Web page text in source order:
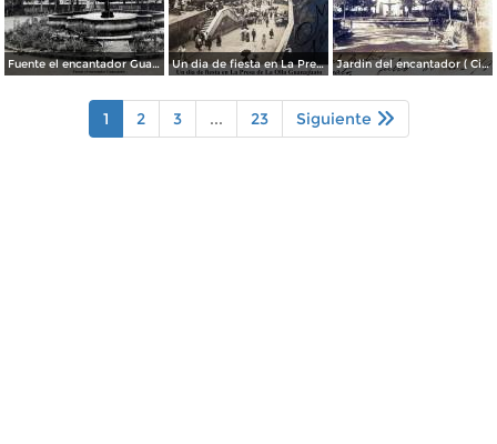
Fuente el encantador Guanajuato. Un dia de fiesta en La Presa de La Olla Guanajuato ( Circulada el 9 de Agosto de 1905 ). Jardin del encantador ( Circulada el 30 de Julio de 1905 ).
1 2 3 ... 23 Siguiente